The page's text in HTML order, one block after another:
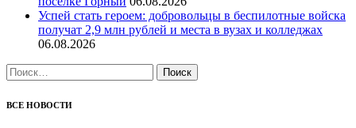
Успей стать героем: добровольцы в беспилотные войска
получат 2,9 млн рублей и места в вузах и колледжах
06.08.2026
Найти:
ВСЕ НОВОСТИ